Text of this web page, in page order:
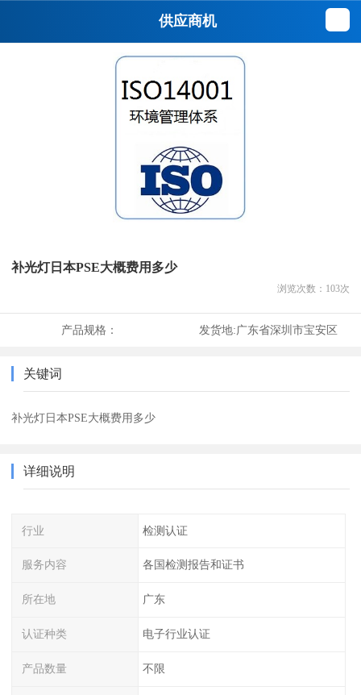
供应商机
补光灯日本PSE大概费用多少
浏览次数： 103次
产品规格： 发货地:广东省深圳市宝安区
关键词
补光灯日本PSE大概费用多少
详细说明
行业 检测认证
服务内容 各国检测报告和证书
所在地 广东
认证种类 电子行业认证
产品数量 不限